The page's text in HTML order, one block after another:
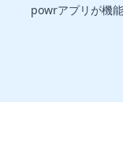
powrアプリが機